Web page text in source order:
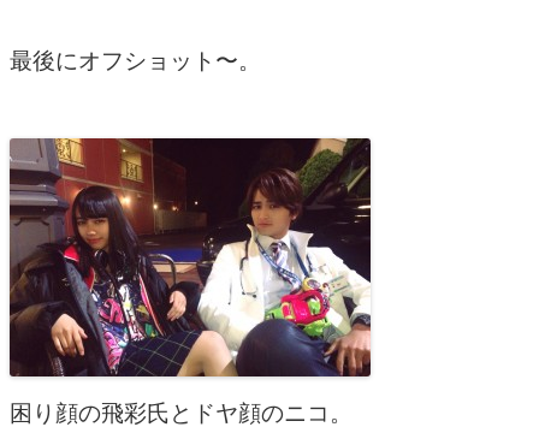
最後にオフショット〜。
困り顔の飛彩氏とドヤ顔のニコ。